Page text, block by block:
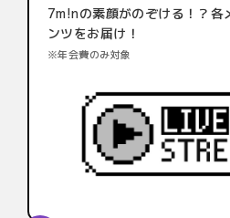
7m!nの素顔がのぞける！？各
ンツをお届け！
※年会費のみ対象